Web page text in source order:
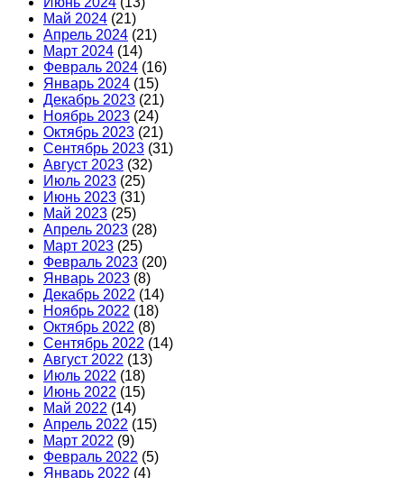
Май 2024 (21)
Апрель 2024 (21)
Март 2024 (14)
Февраль 2024 (16)
Январь 2024 (15)
Декабрь 2023 (21)
Ноябрь 2023 (24)
Октябрь 2023 (21)
Сентябрь 2023 (31)
Август 2023 (32)
Июль 2023 (25)
Июнь 2023 (31)
Май 2023 (25)
Апрель 2023 (28)
Март 2023 (25)
Февраль 2023 (20)
Январь 2023 (8)
Декабрь 2022 (14)
Ноябрь 2022 (18)
Октябрь 2022 (8)
Сентябрь 2022 (14)
Август 2022 (13)
Июль 2022 (18)
Июнь 2022 (15)
Май 2022 (14)
Апрель 2022 (15)
Март 2022 (9)
Февраль 2022 (5)
Январь 2022 (4)